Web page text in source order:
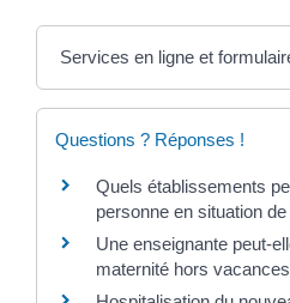
Services en ligne et
Questions ? Réponses !
Quels établissements
personne en situation
Une enseignante peut-
maternité hors